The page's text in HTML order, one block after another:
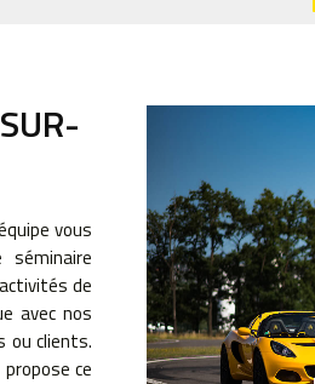
vous
de
avec nos
ou clients.
ce